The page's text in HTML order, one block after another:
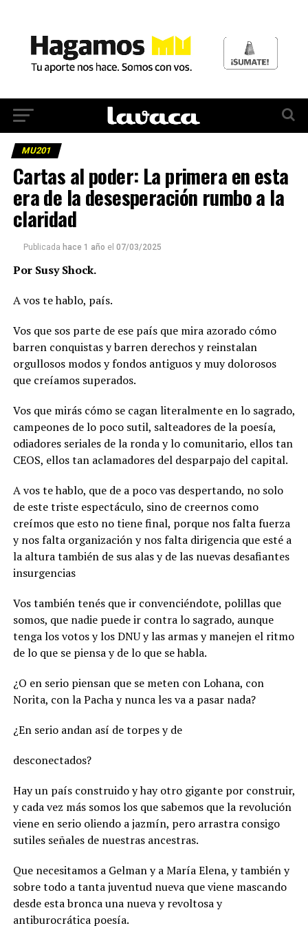
MU201
Cartas al poder: La primera en esta
era de la desesperación rumbo a la
claridad
Publicada hace 1 año el 07/03/2025
Por Susy Shock.
A vos te hablo, país.
Vos que sos parte de ese país que mira azorado cómo
barren conquistas y barren derechos y reinstalan
orgullosos modos y fondos antiguos y muy dolorosos
que creíamos superados.
Vos que mirás cómo se cagan literalmente en lo sagrado,
campeones de lo poco sutil, salteadores de la poesía,
odiadores seriales de la ronda y lo comunitario, ellos tan
CEOS, ellos tan aclamadores del desparpajo del capital.
A vos te hablo, que de a poco vas despertando, no solo
de este triste espectáculo, sino de creernos como
creímos que esto no tiene final, porque nos falta fuerza
y nos falta organización y nos falta dirigencia que esté a
la altura también de sus alas y de las nuevas desafiantes
insurgencias
Vos también tenés que ir convenciéndote, polillas que
somos, que nadie puede ir contra lo sagrado, aunque
tenga los votos y los DNU y las armas y manejen el ritmo
de lo que se piensa y de lo que se habla.
¿O en serio piensan que se meten con Lohana, con
Norita, con la Pacha y nunca les va a pasar nada?
¿En serio andan así de torpes y de
desconectados?
Hay un país construido y hay otro gigante por construir,
y cada vez más somos los que sabemos que la revolución
viene en serio oliendo a jazmín, pero arrastra consigo
sutiles señales de nuestras ancestras.
Que necesitamos a Gelman y a María Elena, y también y
sobre todo a tanta juventud nueva que viene mascando
desde esta bronca una nueva y revoltosa y
antiburocrática poesía.